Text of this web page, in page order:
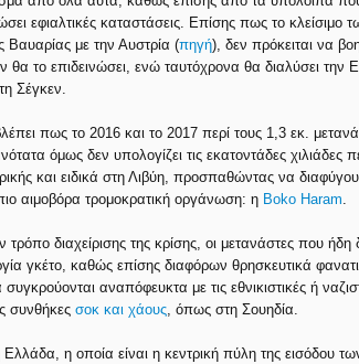
εφιαλτικές καταστάσεις. Επίσης πως το κλείσιμο
Βαυαρίας με την Αυστρία (πηγή), δεν πρόκειται να
το επιδεινώσει, ενώ ταυτόχρονα θα διαλύσει την
Σέγκεν.
πως το 2016 και το 2017 περί τους 1,3 εκ.
όμως δεν υπολογίζει τις εκατοντάδες
και ειδικά στη Λιβύη, προσπαθώντας να
αιμοβόρα τρομοκρατική οργάνωση: η Boko Haram.
διαχείρισης της κρίσης, οι μετανάστες που
γκέτο, καθώς επίσης διαφόρων θρησκευτικά
αναπόφευκτα με τις εθνικιστικές ή
συνθήκεςσοκ και χάους, όπως στη Σουηδία.
η οποία είναι η κεντρική πύλη της εισόδου